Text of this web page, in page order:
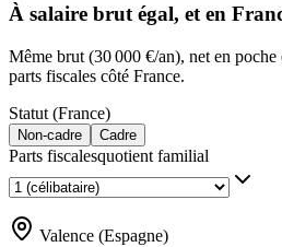
À salaire brut égal, et en
Même brut (30 000 €/an), net en poche
parts fiscales côté France.
Statut (France)
Non-cadre Cadre
Parts fiscalesquotient familial
Valence (Espagne)